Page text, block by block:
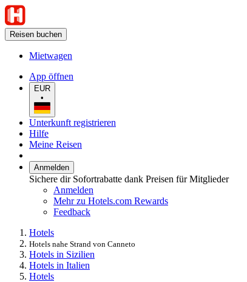
Reisen buchen
Mietwagen
App öffnen
EUR
•
Unterkunft registrieren
Hilfe
Meine Reisen
Anmelden
Sichere dir Sofortrabatte dank Preisen für Mitglieder
Anmelden
Mehr zu Hotels.com Rewards
Feedback
Hotels
Hotels nahe Strand von Canneto
Hotels in Sizilien
Hotels in Italien
Hotels